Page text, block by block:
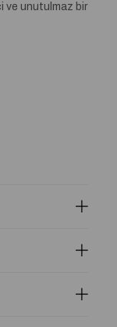
ve unutulmaz bir